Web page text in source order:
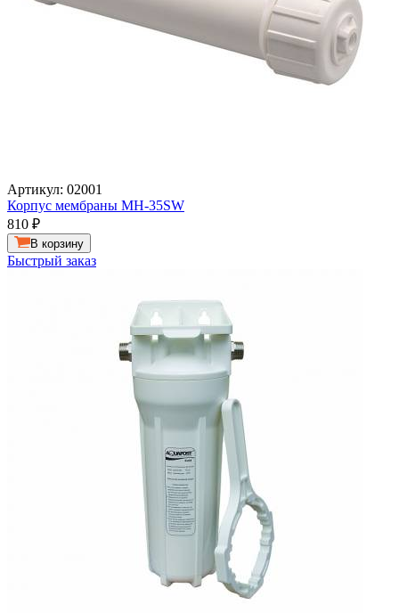
Артикул: 02001
Корпус мембраны MH-35SW
810 ₽
В корзину
Быстрый заказ